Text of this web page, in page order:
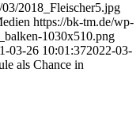
2018_Fleischer5.jpg
https://bk-tm.de/wp-
1030x510.png
03-26 10:01:372022-03-
als Chance in